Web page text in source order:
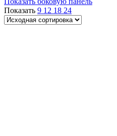
Показать 9 12 18 24